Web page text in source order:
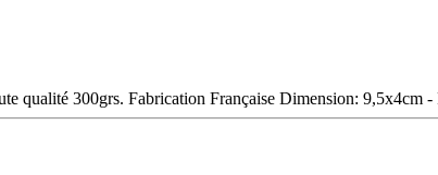
qualité 300grs. Fabrication Française Dimension: 9,5x4cm -